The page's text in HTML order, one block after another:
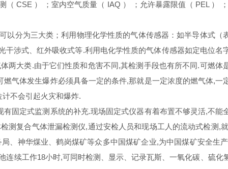
CSE ） ；室内空气质量（ IAQ ） ；允许暴露限值（ PEL ）
分为三大类；利用物理化学性质的气体传感器：如半导体式（
涉式、红外吸收式等.利用电化学性质的气体传感器如定电位名
两大类.由于它们性质和危害不同,其检测手段也有所不同.可燃体
气体发生爆炸必须具备一定的条件,那就是一定浓度的燃气体,一
不会引起火灾和爆炸.
固定式监测系统的补充.现场固定式仪器有着布置不够灵活,不能
复合气体泄漏检测仪,通过安检人员和现场工人的流动式检测,
、神华煤业、鹤岗煤矿等众多中国煤矿企业,为中国煤矿安全生
续工作18小时,可同时检测、显示、记录瓦斯、一氧化碳、硫化